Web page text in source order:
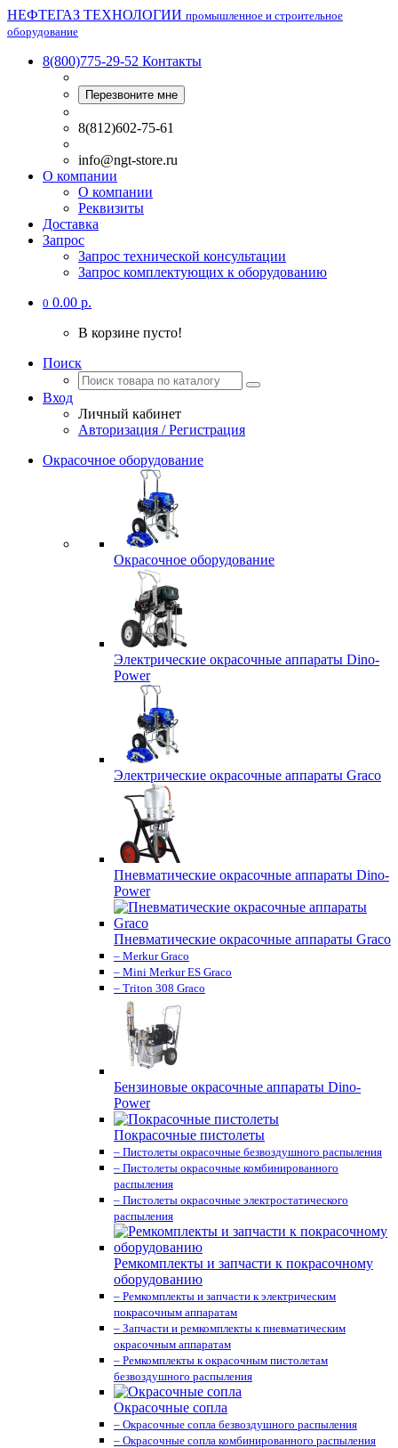
НЕФТЕГАЗ ТЕХНОЛОГИИ промышленное и строительное
оборудование
8(800)775-29-52 Контакты
Перезвоните мне
8(812)602-75-61
info@ngt-store.ru
О компании
О компании
Реквизиты
Доставка
Запрос
Запрос технической консультации
Запрос комплектующих к оборудованию
0 0.00 р.
В корзине пусто!
Поиск
Вход
Личный кабинет
Авторизация / Регистрация
Окрасочное оборудование
Окрасочное оборудование
Электрические окрасочные аппараты Dino-
Power
Электрические окрасочные аппараты Graco
Пневматические окрасочные аппараты Dino-
Power
Пневматические окрасочные аппараты Graco
– Merkur Graco
– Mini Merkur ES Graco
– Triton 308 Graco
Бензиновые окрасочные аппараты Dino-
Power
Покрасочные пистолеты
– Пистолеты окрасочные безвоздушного распыления
– Пистолеты окрасочные комбинированного
распыления
– Пистолеты окрасочные электростатического
распыления
Ремкомплекты и запчасти к покрасочному
оборудованию
– Ремкомплекты и запчасти к электрическим
покрасочным аппаратам
– Запчасти и ремкомплекты к пневматическим
окрасочным аппаратам
– Ремкомплекты к окрасочным пистолетам
безвоздушного распыления
Окрасочные сопла
– Окрасочные сопла безвоздушного распыления
– Окрасочные сопла комбинированного распыления